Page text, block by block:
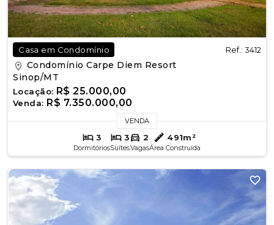
Casa em Condomínio Ref.: 3412
Condomínio Carpe Diem Resort
Sinop/MT
Locação: R$ 25.000,00
Venda: R$ 7.350.000,00
VENDA
3
Dormitórios
3
Suítes
2
Vagas
491m²
Área Construída